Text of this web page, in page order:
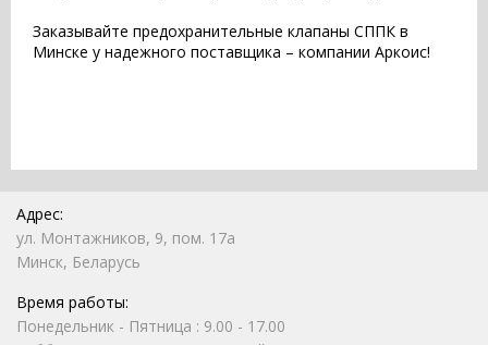
Заказывайте предохранительные клапаны СППК в
Минске у надежного поставщика – компании Аркоис!
Адрес:
ул. Монтажников, 9, пом. 17а
Минск, Беларусь
Время работы:
Понедельник - Пятница : 9.00 - 17.00